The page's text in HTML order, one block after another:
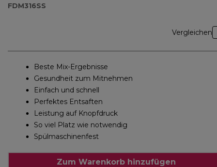
FDM316SS
Vergleichen
Beste Mix-Ergebnisse
Gesundheit zum Mitnehmen
Einfach und schnell
Perfektes Entsaften
Leistung auf Knopfdruck
So viel Platz wie notwendig
Spülmaschinenfest
Zum Warenkorb hinzufügen